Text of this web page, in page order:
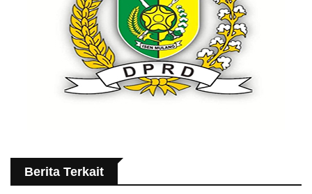
Berita Terkait